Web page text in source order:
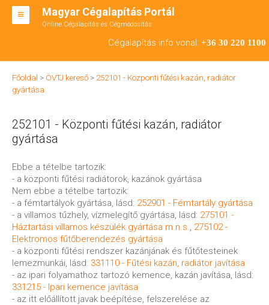
Magyar Cégalapítás Portál
Online Cégalapítás és Cégmódosítás
Cégalapítás info vonal: +36 30 220 1100
BT ALAPÍTÁS
RT ALAPÍTÁS
ÁTALAKULÁS
ENGEDÉLYKÖTELES
IRODÁK
Főoldal > ÖVTJ kereső > 252101 - Központi fűtési kazán, radiátor
gyártása
252101 - Központi fűtési kazán, radiátor
gyártása
Ebbe a tételbe tartozik:
- a központi fűtési radiátorok, kazánok gyártása
Nem ebbe a tételbe tartozik:
- a fémtartályok gyártása, lásd: 252901 - Fémtartály gyártása
- a villamos tűzhely, vízmelegítő gyártása, lásd: 275101 -
Háztartási villamos készülék gyártása m.n.s., 275102 -
Elektromos fűtőberendezés gyártása
- a központi fűtési rendszer kazánjának és fűtőtesteinek
lemezmunkái, lásd: 331110 - Fűtési kazán, radiátor javítása
- az ipari folyamathoz tartozó kemence, kazán javítása, lásd:
331215 - Ipari kemence javítása
- az itt előállított javak beépítése, felszerelése az